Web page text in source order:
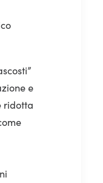
e
ridotta